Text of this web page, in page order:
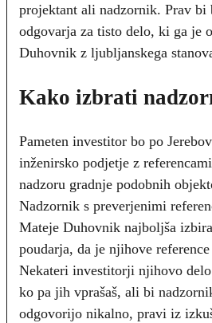
projektant ali nadzornik. Prav bi
odgovarja za tisto delo, ki ga je
Duhovnik z ljubljanskega
Kako izbrati
Pameten investitor bo po
inženirsko podjetje z
nadzoru gradnje podobnih
Nadzornik s preverjenimi
Mateje Duhovnik najboljša
poudarja, da je njihove
Nekateri investitorji njihovo
ko pa jih vprašaš, ali bi
odgovorijo nikalno, pravi iz